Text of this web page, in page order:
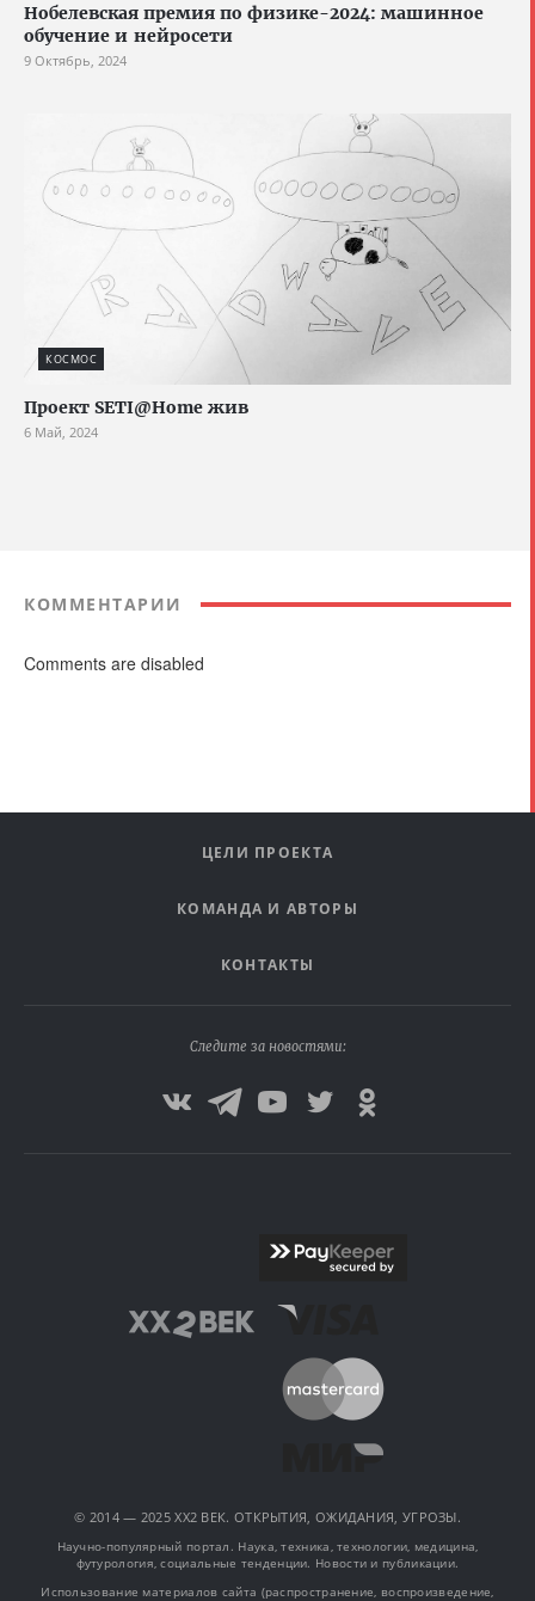
Нобелевская премия по физике-2024: машинное
обучение и нейросети
9 Октябрь, 2024
КОСМОС
Проект SETI@Home жив
6 Май, 2024
КОММЕНТАРИИ
Comments are disabled
ЦЕЛИ ПРОЕКТА
КОМАНДА И АВТОРЫ
КОНТАКТЫ
Следите за новостями:
© 2014 — 2025 XX2 ВЕК. ОТКРЫТИЯ, ОЖИДАНИЯ, УГРОЗЫ.
Научно-популярный портал. Наука, техника, технологии, медицина,
футурология, социальные тенденции. Новости и публикации.
Использование материалов сайта (распространение, воспроизведение,